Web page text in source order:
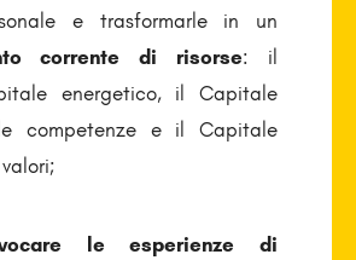
e trasformarle in un
corrente di risorse: il
energetico, il Capitale
competenze e il Capitale
le esperienze di